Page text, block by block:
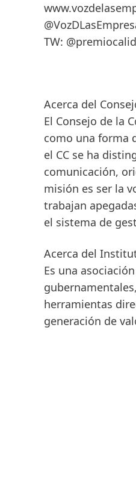
TW:
Acerca del
El Consejo de la
como una forma
el CC se ha
comunicación,
misión es ser la
trabajan
el sistema de
Acerca del
Es una
herramientas
generación de